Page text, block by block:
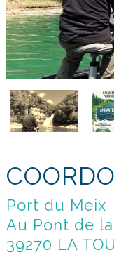
Port du Meix
Au Pont de
39270 LA